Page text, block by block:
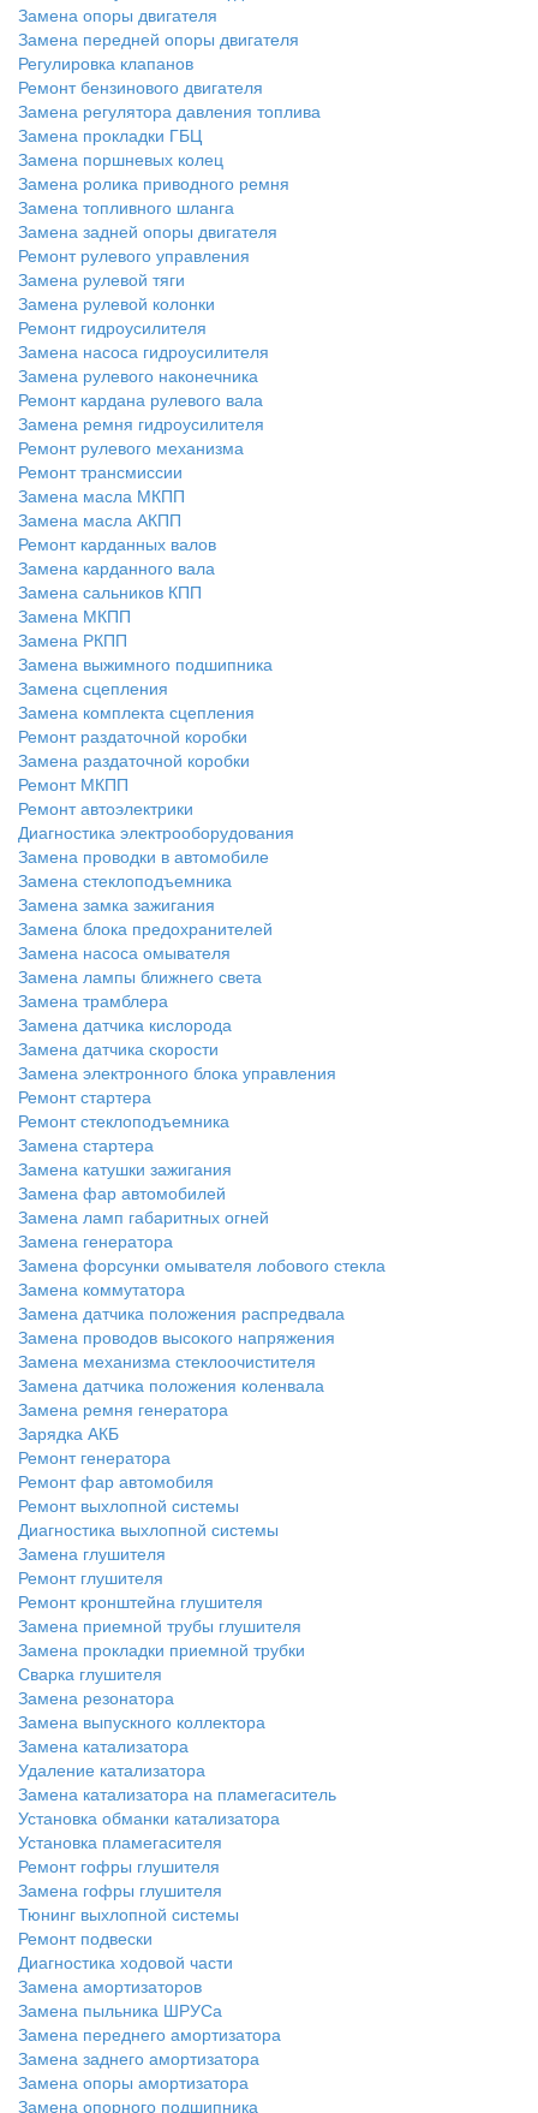
Замена опоры двигателя
Замена передней опоры двигателя
Регулировка клапанов
Ремонт бензинового двигателя
Замена регулятора давления топлива
Замена прокладки ГБЦ
Замена поршневых колец
Замена ролика приводного ремня
Замена топливного шланга
Замена задней опоры двигателя
Ремонт рулевого управления
Замена рулевой тяги
Замена рулевой колонки
Ремонт гидроусилителя
Замена насоса гидроусилителя
Замена рулевого наконечника
Ремонт кардана рулевого вала
Замена ремня гидроусилителя
Ремонт рулевого механизма
Ремонт трансмиссии
Замена масла МКПП
Замена масла АКПП
Ремонт карданных валов
Замена карданного вала
Замена сальников КПП
Замена МКПП
Замена РКПП
Замена выжимного подшипника
Замена сцепления
Замена комплекта сцепления
Ремонт раздаточной коробки
Замена раздаточной коробки
Ремонт МКПП
Ремонт автоэлектрики
Диагностика электрооборудования
Замена проводки в автомобиле
Замена стеклоподъемника
Замена замка зажигания
Замена блока предохранителей
Замена насоса омывателя
Замена лампы ближнего света
Замена трамблера
Замена датчика кислорода
Замена датчика скорости
Замена электронного блока управления
Ремонт стартера
Ремонт стеклоподъемника
Замена стартера
Замена катушки зажигания
Замена фар автомобилей
Замена ламп габаритных огней
Замена генератора
Замена форсунки омывателя лобового стекла
Замена коммутатора
Замена датчика положения распредвала
Замена проводов высокого напряжения
Замена механизма стеклоочистителя
Замена датчика положения коленвала
Замена ремня генератора
Зарядка АКБ
Ремонт генератора
Ремонт фар автомобиля
Ремонт выхлопной системы
Диагностика выхлопной системы
Замена глушителя
Ремонт глушителя
Ремонт кронштейна глушителя
Замена приемной трубы глушителя
Замена прокладки приемной трубки
Сварка глушителя
Замена резонатора
Замена выпускного коллектора
Замена катализатора
Удаление катализатора
Замена катализатора на пламегаситель
Установка обманки катализатора
Установка пламегасителя
Ремонт гофры глушителя
Замена гофры глушителя
Тюнинг выхлопной системы
Ремонт подвески
Диагностика ходовой части
Замена амортизаторов
Замена пыльника ШРУСа
Замена переднего амортизатора
Замена заднего амортизатора
Замена опоры амортизатора
Замена опорного подшипника